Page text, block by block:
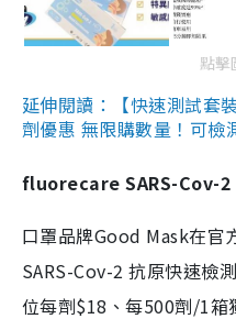
點擊
延伸閱讀：【快速測試套
劑優惠 無限購數量！可
fluorecare SARS-Cov-2
口罩品牌Good Mask在
SARS-Cov-2 抗原快速檢
位每劑$18、每500劑/1箱